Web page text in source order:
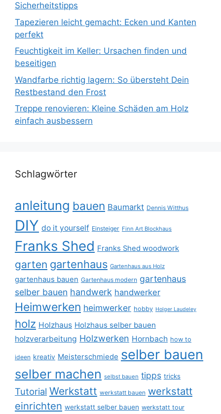
Sicherheitstipps
Tapezieren leicht gemacht: Ecken und Kanten
perfekt
Feuchtigkeit im Keller: Ursachen finden und
beseitigen
Wandfarbe richtig lagern: So übersteht Dein
Restbestand den Frost
Treppe renovieren: Kleine Schäden am Holz
einfach ausbessern
Schlagwörter
anleitung bauen Baumarkt Dennis Witthus
DIY do it yourself Einsteiger Finn Art Blockhaus
Franks Shed Franks Shed woodwork
garten gartenhaus Gartenhaus aus Holz
gartenhaus bauen Gartenhaus modern gartenhaus
selber bauen handwerk handwerker
Heimwerken heimwerker hobby Holger Laudeley
holz Holzhaus Holzhaus selber bauen
holzverarbeitung Holzwerken Hornbach how to
ideen kreativ Meisterschmiede selber bauen
selber machen selbst bauen tipps tricks
Tutorial Werkstatt werkstatt bauen werkstatt
einrichten werkstatt selber bauen werkstatt tour